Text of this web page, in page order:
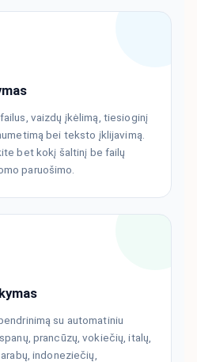
failus, vaizdų įkėlimą, tiesioginį
bei teksto įklijavimą.
bet kokį šaltinį be failų
paruošimo.
su automatiniu
prancūzų, vokiečių, italų,
indoneziečių,